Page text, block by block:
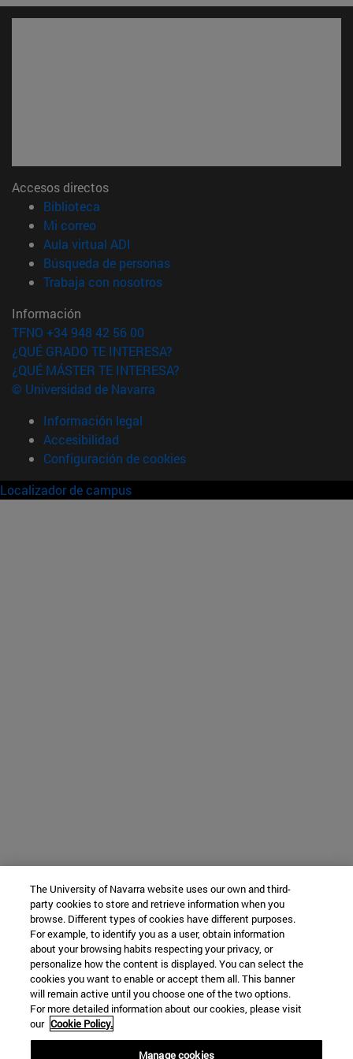
Accesos directos
Biblioteca
Mi correo(abre en nueva ventana)
Aula virtual ADI
Búsqueda de personas(abre en nueva ventana)
Trabaja con nosotros(abre en nueva ventana)
Información
TFNO +34 948 42 56 00
¿QUÉ GRADO TE INTERESA?
¿QUÉ MÁSTER TE INTERESA?
© Universidad de Navarra
Información legal
Accesibilidad
Configuración de cookies
Localizador de campus
The University of Navarra website uses our own and third-
party cookies to store and retrieve information when you
browse. Different types of cookies have different purposes.
For example, to identify you as a user, obtain information
about your browsing habits respecting your privacy, or
personalize how the content is displayed. You can select the
cookies you want to enable or accept them all. This banner
will remain active until you choose one of the two options.
For more detailed information about our cookies, please visit
our Cookie Policy.
Manage cookies